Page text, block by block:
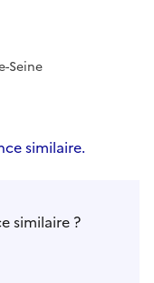
Seine
similaire.
similaire ?